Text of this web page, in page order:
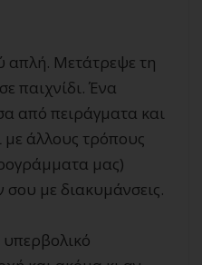
απλή. Μετάτρεψε τη
παιχνίδι. Ένα
από πειράγματα και
με άλλους τρόπους
μας)
σου με διακυμάνσεις.
υπερβολικό